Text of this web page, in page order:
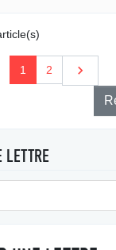
1 2 Suivant

LETTRE